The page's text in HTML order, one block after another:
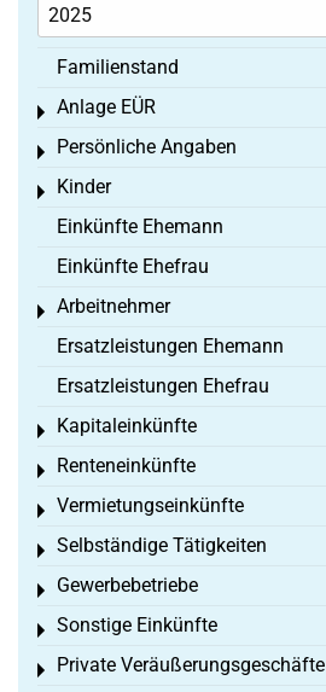
Familienstand
Anlage EÜR
Toggle menu
Persönliche Angaben
Toggle menu
Kinder
Toggle menu
Einkünfte Ehemann
Einkünfte Ehefrau
Arbeitnehmer
Toggle menu
Ersatzleistungen Ehemann
Ersatzleistungen Ehefrau
Kapitaleinkünfte
Toggle menu
Renteneinkünfte
Toggle menu
Vermietungseinkünfte
Toggle menu
Selbständige Tätigkeiten
Toggle menu
Gewerbebetriebe
Toggle menu
Sonstige Einkünfte
Toggle menu
Private Veräußerungsgeschäfte
Toggle menu